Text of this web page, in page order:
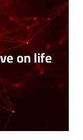
on life